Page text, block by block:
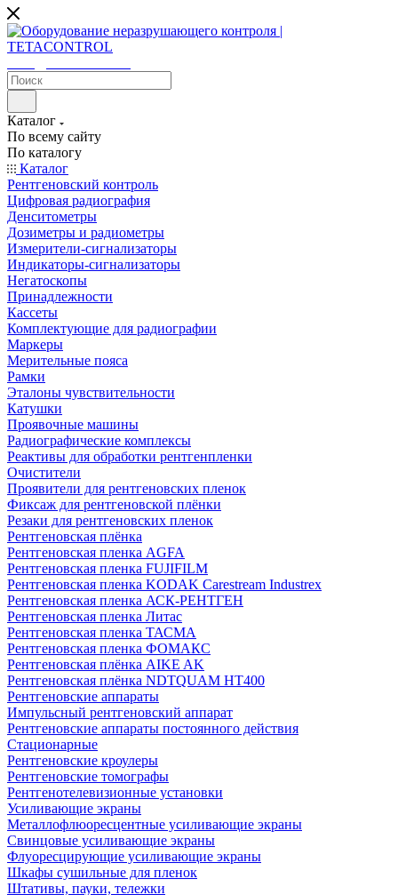
Каталог
По всему сайту
По каталогу
Каталог
Рентгеновский контроль
Цифровая радиография
Денситометры
Дозиметры и радиометры
Измерители-сигнализаторы
Индикаторы-сигнализаторы
Негатоскопы
Принадлежности
Кассеты
Комплектующие для радиографии
Маркеры
Мерительные пояса
Рамки
Эталоны чувствительности
Катушки
Проявочные машины
Радиографические комплексы
Реактивы для обработки рентгенпленки
Очистители
Проявители для рентгеновских пленок
Фиксаж для рентгеновской плёнки
Резаки для рентгеновских пленок
Рентгеновская плёнка
Рентгеновская пленка AGFA
Рентгеновская пленка FUJIFILM
Рентгеновская пленка KODAK Carestream Industrex
Рентгеновская пленка АСК-РЕНТГЕН
Рентгеновская пленка Литас
Рентгеновская пленка ТАСМА
Рентгеновская пленка ФОМАКС
Рентгеновская плёнка AIKE AK
Рентгеновская плёнка NDTQUAM HT400
Рентгеновские аппараты
Импульсный рентгеновский аппарат
Рентгеновские аппараты постоянного действия
Стационарные
Рентгеновские кроулеры
Рентгеновские томографы
Рентгенотелевизионные установки
Усиливающие экраны
Металлофлюоресцентные усиливающие экраны
Свинцовые усиливающие экраны
Флуоресцирующие усиливающие экраны
Шкафы сушильные для пленок
Штативы, пауки, тележки